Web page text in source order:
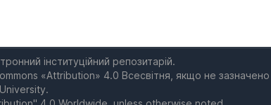
інституційний репозитарій.
«Attribution» 4.0 Всесвітня, якщо не зазначено